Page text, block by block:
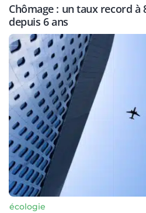
Chômage : un taux record à
depuis 6 ans
écologie